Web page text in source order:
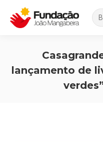
lançamento de